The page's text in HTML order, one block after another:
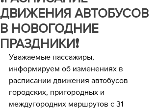
ДВИЖЕНИЯ АВТОБУСОВ
В НОВОГОДНИЕ
ПРАЗДНИКИ❗
Уважаемые пассажиры,
информируем об изменениях в
расписании движения автобусов
городских, пригородных и
междугородних маршрутов с 31